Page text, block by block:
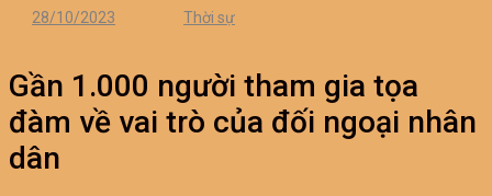
28/10/2023 Thời sự
Gần 1.000 người tham gia tọa
đàm về vai trò của đối ngoại nhân
dân